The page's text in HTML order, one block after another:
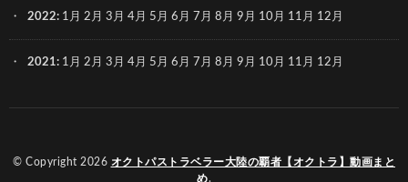
2022: 1月 2月 3月 4月 5月 6月 7月 8月 9月 10月 11月 12月
2021: 1月 2月 3月 4月 5月 6月 7月 8月 9月 10月 11月 12月
© Copyright 2026 オクトパストラベラー大陸の覇者【オクトラ】動画まと
め.